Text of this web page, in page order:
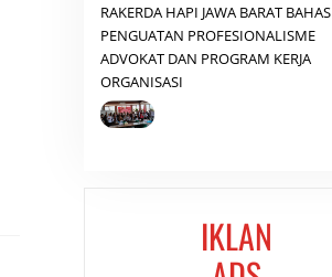
RAKERDA HAPI JAWA BARAT BAHAS
PENGUATAN PROFESIONALISME
ADVOKAT DAN PROGRAM KERJA
ORGANISASI
IKLAN